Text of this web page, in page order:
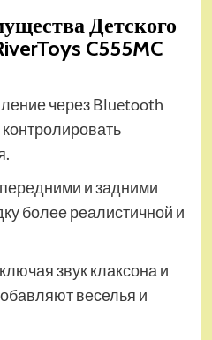
Детского
C555MC
через Bluetooth
и задними
более реалистичной и
звук клаксона и
веселья и